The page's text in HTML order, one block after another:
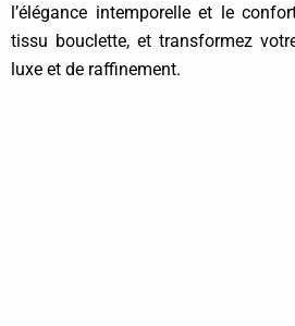
l’élégance intemporelle et le
tissu bouclette, et transformez
luxe et de raffinement.